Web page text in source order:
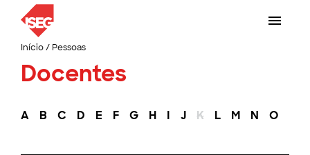
Início/ Pessoas
Docentes
A B C D E F G H I J K L M N O